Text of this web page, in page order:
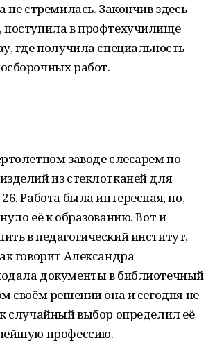
не стремилась. Закончив здесь
в профтехучилище
где получила специальность
работ.
заводе слесарем по
из стеклотканей для
Работа была интересная, но,
её к образованию. Вот и
в педагогический институт,
говорит Александра
документы в библиотечный
своём решении она и сегодня не
случайный выбор определил её
профессию.